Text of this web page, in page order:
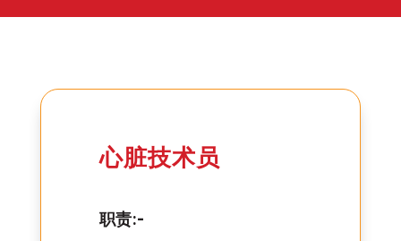
心脏技术员
职责:-